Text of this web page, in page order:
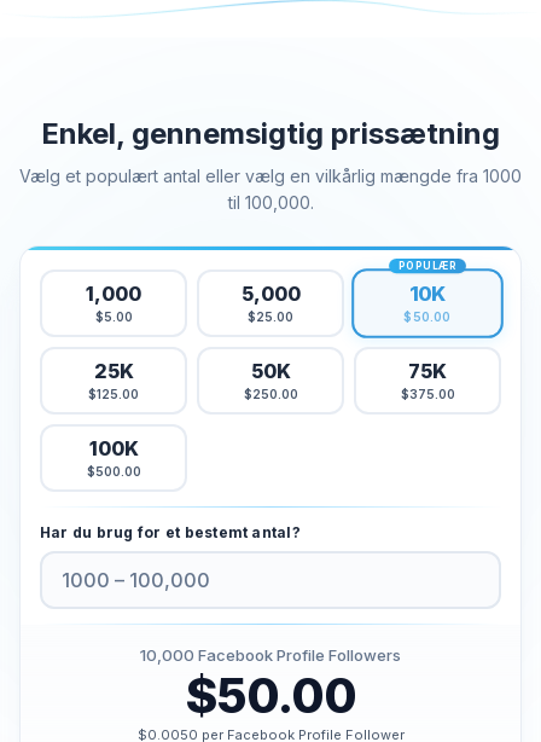
Køb Telegram Følgere
Køb Telegram Medlemmer
Køb Telegram Abonnenter
Tiktok Tjenester
Køb Tiktok Følgere
Køb Tiktok Likes
Køb tiktok live views
Køb Tiktok Views
Twitter Tjenester
Køb Twitter Følgere
Køb twitter X visninger
Køb Twitter Likes
Køb Twitter X-videovisninger
Enkel, gennemsigtig prissætning
Vælg et populært antal eller vælg en vilkårlig mængde fra 1000
til 100,000.
1,000
$5.00
5,000
$25.00
POPULÆR
10K
$50.00
25K
$125.00
50K
$250.00
75K
$375.00
100K
$500.00
Har du brug for et bestemt antal?
10,000 Facebook Profile Followers
$50.00
$0.0050 per Facebook Profile Follower